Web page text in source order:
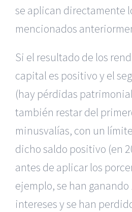
se aplican directamente
mencionados
Si el resultado de los
capital es positivo y el
(hay pérdidas
también restar del
minusvalías, con un
dicho saldo positivo (en
antes de aplicar los
ejemplo, se han ganando
intereses y se han